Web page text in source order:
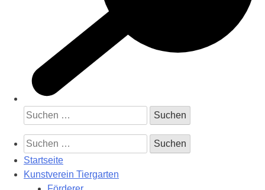
Suchen
nach:
Suchen
nach:
Startseite
Kunstverein Tiergarten